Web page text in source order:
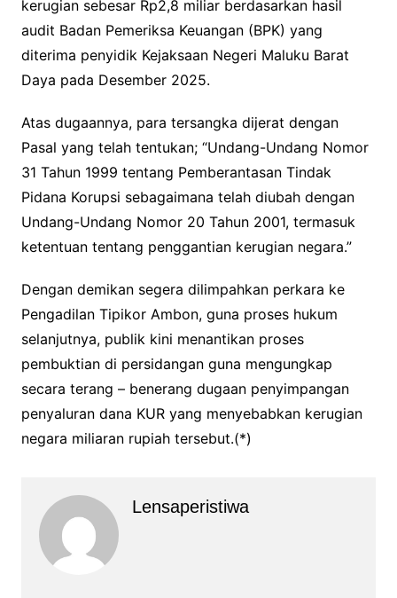
kerugian sebesar Rp2,8 miliar berdasarkan hasil
audit Badan Pemeriksa Keuangan (BPK) yang
diterima penyidik Kejaksaan Negeri Maluku Barat
Daya pada Desember 2025.
Atas dugaannya, para tersangka dijerat dengan
Pasal yang telah tentukan; “Undang-Undang Nomor
31 Tahun 1999 tentang Pemberantasan Tindak
Pidana Korupsi sebagaimana telah diubah dengan
Undang-Undang Nomor 20 Tahun 2001, termasuk
ketentuan tentang penggantian kerugian negara.”
Dengan demikan segera dilimpahkan perkara ke
Pengadilan Tipikor Ambon, guna proses hukum
selanjutnya, publik kini menantikan proses
pembuktian di persidangan guna mengungkap
secara terang – benerang dugaan penyimpangan
penyaluran dana KUR yang menyebabkan kerugian
negara miliaran rupiah tersebut.(*)
Lensaperistiwa